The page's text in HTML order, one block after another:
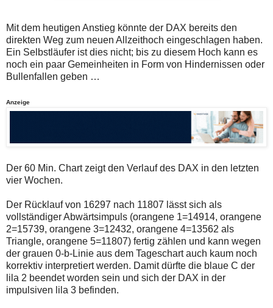
gegen
die
Netiquette
oder
ein
Missbrauch
der
sein.
Bitte
Ihre
Internetverbindung
versuchen
Sie
es
zu
einem
späteren
Zeitpunkt
noch
einmal.
Sollte
die
Post
auch
auf
der
Plattform
wallstreet-
verfügbar.
Mit dem heutigen Anstieg könnte der DAX bereits den
direkten Weg zum neuen Allzeithoch eingeschlagen haben.
Ein Selbstläufer ist dies nicht; bis zu diesem Hoch kann es
noch ein paar Gemeinheiten in Form von Hindernissen oder
Bullenfallen geben …
Anzeige
Der 60 Min. Chart zeigt den Verlauf des DAX in den letzten
vier Wochen.
Der Rücklauf von 16297 nach 11807 lässt sich als
vollständiger Abwärtsimpuls (orangene 1=14914, orangene
2=15739, orangene 3=12432, orangene 4=13562 als
Triangle, orangene 5=11807) fertig zählen und kann wegen
der grauen 0-b-Linie aus dem Tageschart auch kaum noch
korrektiv interpretiert werden. Damit dürfte die blaue C der
lila 2 beendet worden sein und sich der DAX in der
impulsiven lila 3 befinden.